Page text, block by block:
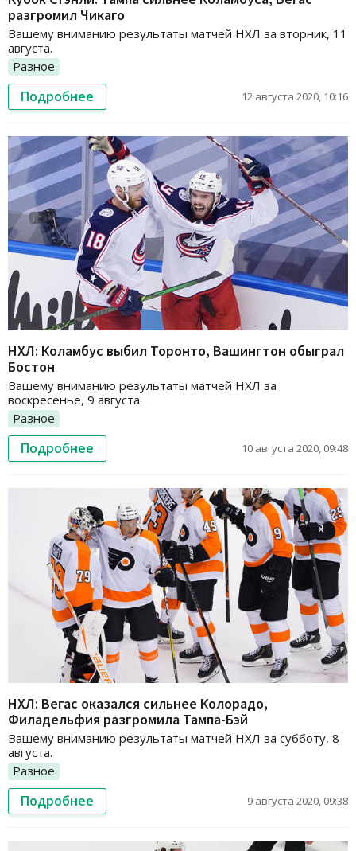
разгромил Чикаго
Вашему вниманию результаты матчей НХЛ за вторник, 11
августа.
Разное
Подробнее 12 августа 2020, 10:16
НХЛ: Коламбус выбил Торонто, Вашингтон обыграл
Бостон
Вашему вниманию результаты матчей НХЛ за
воскресенье, 9 августа.
Разное
Подробнее 10 августа 2020, 09:48
НХЛ: Вегас оказался сильнее Колорадо,
Филадельфия разгромила Тампа-Бэй
Вашему вниманию результаты матчей НХЛ за субботу, 8
августа.
Разное
Подробнее 9 августа 2020, 09:38